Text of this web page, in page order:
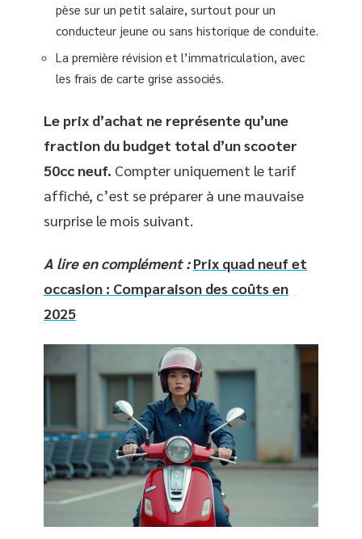
pèse sur un petit salaire, surtout pour un
conducteur jeune ou sans historique de conduite.
La première révision et l’immatriculation, avec
les frais de carte grise associés.
Le prix d’achat ne représente qu’une
fraction du budget total d’un scooter
50cc neuf. Compter uniquement le tarif
affiché, c’est se préparer à une mauvaise
surprise le mois suivant.
A lire en complément : Prix quad neuf et
occasion : Comparaison des coûts en
2025